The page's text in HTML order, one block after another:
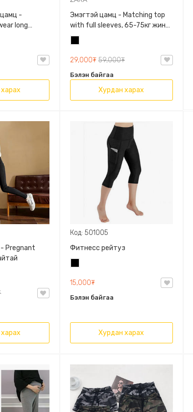
-
long
жинд
458/615,
Эмэгтэй цамц - Matching top
with full sleeves, 65-75кг жинд
таарна, ZARA, 0962/642/800,
Задгай энгэртэй, Урт
ханцуйтай, Богино
29,000₮ 59,000₮
Бэлэн байгаа
Хурдан харах
Pregnant
Код: 501005
Фитнесс рейтуз
15,000₮
Бэлэн байгаа
Хурдан харах